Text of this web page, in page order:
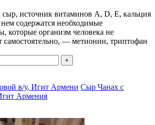
источник витаминов A, D, E, кальция
содержатся необходимые
которые организм человека не
самостоятельно, — метионин, триптофан
в/у, Игит Армени Сыр Чанах с
Армения